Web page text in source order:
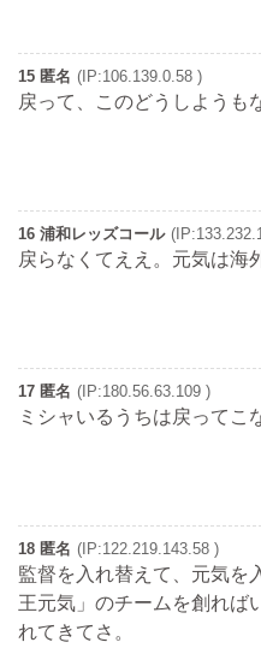
15 匿名 (IP:106.139.0.58 )
戻って、このどうしようも
16 浦和レッズコール
戻らなくてええ。元気は海
17 匿名 (IP:180.56.63.109 )
ミシャいるうちは戻ってこ
18 匿名 (IP:122.219.143.58 )
監督を入れ替えて、元気を
王元気」のチームを創れば
れてきてさ。